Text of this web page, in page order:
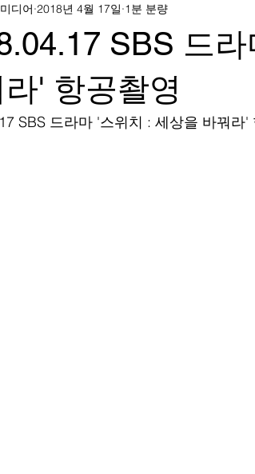
SBS 드
' 항공촬영
디어 2018년 4월 17일 1분 분량
SBS 드라마 '스위치 : 세상을 바꿔라'